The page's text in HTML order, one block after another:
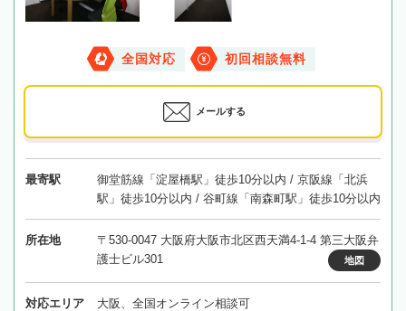
全国対応 初回相談無料
メールする
最寄駅
御堂筋線「淀屋橋駅」徒歩10分以内 / 京阪線「北浜
駅」徒歩10分以内 / 谷町線「南森町駅」徒歩10分以内
所在地
〒530-0047 大阪府大阪市北区西天満4-1-4 第三大阪弁
護士ビル301
地図
対応エリア 大阪、全国オンライン相談可